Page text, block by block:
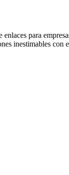
para
inestimables con